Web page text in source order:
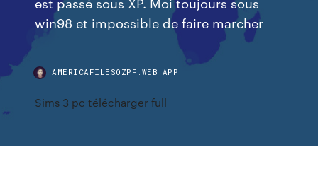
win98 et impossible de faire marcher
AMERICAFILESOZPF.WEB.APP
Sims 3 pc télécharger full